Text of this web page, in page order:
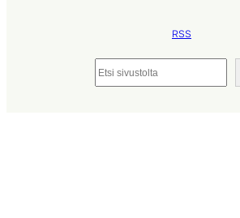
RSS
Etsi